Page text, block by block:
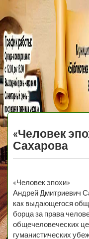
МБУ
«Человек
Сахарова
«Человек эпохи»
Андрей Дмитриевич
как выдающегося
борца за права
общечеловеческих
гуманистических